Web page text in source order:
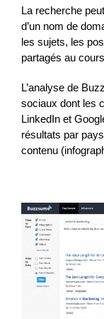
La recherche
d’un nom de
les sujets, les
partagés au
L’analyse de
sociaux dont les
LinkedIn et
résultats par
contenu